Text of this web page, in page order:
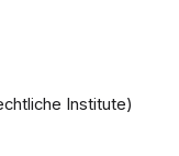
Institute)